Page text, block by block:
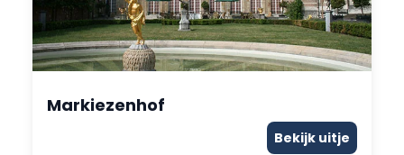
Markiezenhof
Bekijk uitje